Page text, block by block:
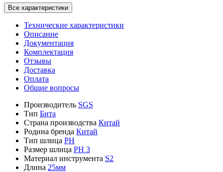
Все характеристики
Технические характеристики
Описание
Документация
Комплектация
Отзывы
Доставка
Оплата
Общие вопросы
Производитель SGS
Тип Бита
Страна производства Китай
Родина бренда Китай
Тип шлица PH
Размер шлица PH 3
Материал инструмента S2
Длина 25мм